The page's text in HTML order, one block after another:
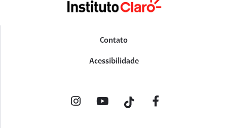
Contato
Acessibilidade